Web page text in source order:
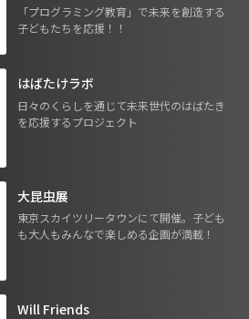
「プログラミング教育」で未来を創造する
子どもたちを応援！！
はばたけラボ
日々のくらしを通じて未来世代のはばたき
を応援するプロジェクト
大昆虫展
東京スカイツリータウンにて開催。子ども
も大人もみんなで楽しめる企画が満載！
Will Friends